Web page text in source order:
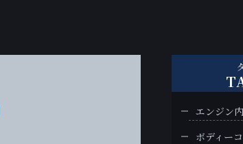
エンジン
ボディー